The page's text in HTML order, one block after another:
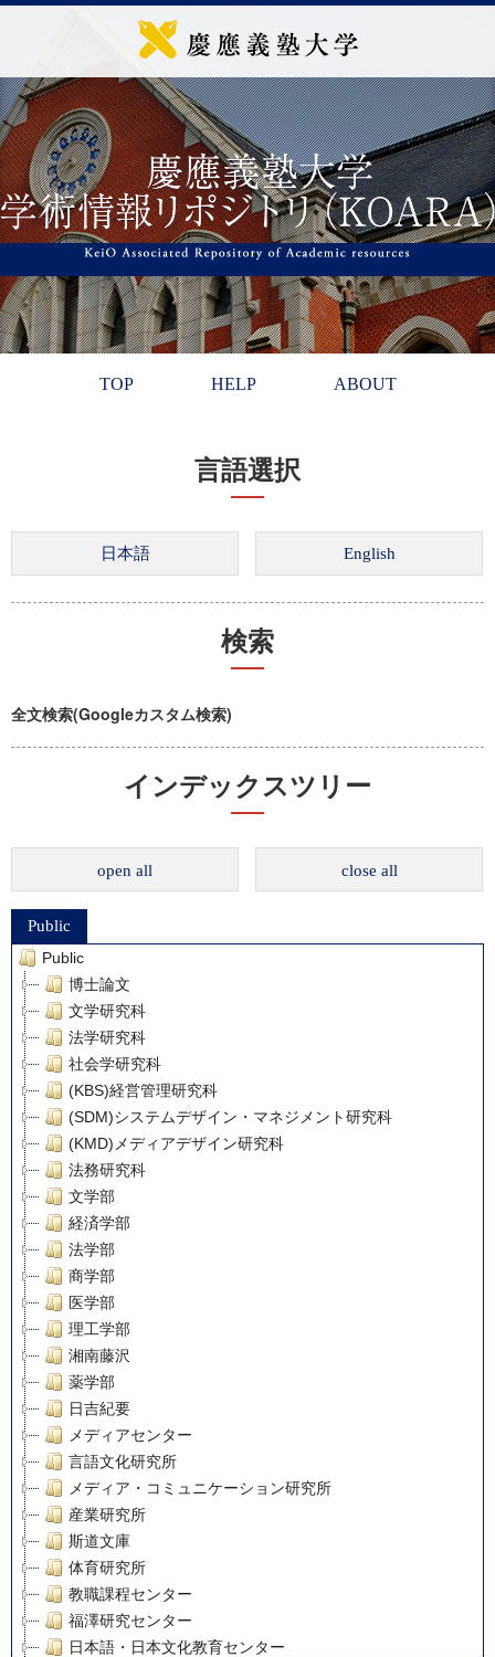
TOP HELP ABOUT
言語選択
検索
全文検索(Googleカスタム検索)
インデックスツリー
open all close all
Public
Public
博士論文
文学研究科
法学研究科
社会学研究科
(KBS)経営管理研究科
(SDM)システムデザイン・マネジメント研究科
(KMD)メディアデザイン研究科
法務研究科
文学部
経済学部
法学部
商学部
医学部
理工学部
湘南藤沢
薬学部
日吉紀要
メディアセンター
言語文化研究所
メディア・コミュニケーション研究所
産業研究所
斯道文庫
体育研究所
教職課程センター
福澤研究センター
日本語・日本文化教育センター